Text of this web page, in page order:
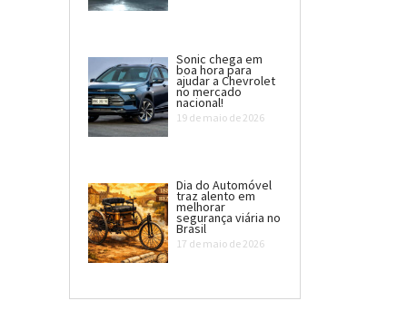
Sonic chega em
boa hora para
ajudar a Chevrolet
no mercado
nacional!
19 de maio de 2026
Dia do Automóvel
traz alento em
melhorar
segurança viária no
Brasil
17 de maio de 2026